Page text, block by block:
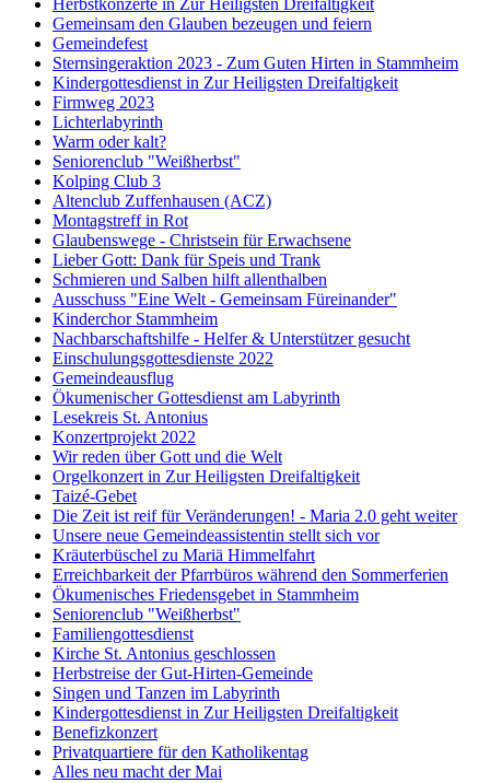
Herbstkonzerte in Zur Heiligsten Dreifaltigkeit
Gemeinsam den Glauben bezeugen und feiern
Gemeindefest
Sternsingeraktion 2023 - Zum Guten Hirten in Stammheim
Kindergottesdienst in Zur Heiligsten Dreifaltigkeit
Firmweg 2023
Lichterlabyrinth
Warm oder kalt?
Seniorenclub "Weißherbst"
Kolping Club 3
Altenclub Zuffenhausen (ACZ)
Montagstreff in Rot
Glaubenswege - Christsein für Erwachsene
Lieber Gott: Dank für Speis und Trank
Schmieren und Salben hilft allenthalben
Ausschuss "Eine Welt - Gemeinsam Füreinander"
Kinderchor Stammheim
Nachbarschaftshilfe - Helfer & Unterstützer gesucht
Einschulungsgottesdienste 2022
Gemeindeausflug
Ökumenischer Gottesdienst am Labyrinth
Lesekreis St. Antonius
Konzertprojekt 2022
Wir reden über Gott und die Welt
Orgelkonzert in Zur Heiligsten Dreifaltigkeit
Taizé-Gebet
Die Zeit ist reif für Veränderungen! - Maria 2.0 geht weiter
Unsere neue Gemeindeassistentin stellt sich vor
Kräuterbüschel zu Mariä Himmelfahrt
Erreichbarkeit der Pfarrbüros während den Sommerferien
Ökumenisches Friedensgebet in Stammheim
Seniorenclub "Weißherbst"
Familiengottesdienst
Kirche St. Antonius geschlossen
Herbstreise der Gut-Hirten-Gemeinde
Singen und Tanzen im Labyrinth
Kindergottesdienst in Zur Heiligsten Dreifaltigkeit
Benefizkonzert
Privatquartiere für den Katholikentag
Alles neu macht der Mai